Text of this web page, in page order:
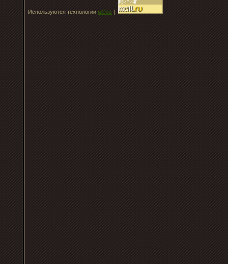
Используются технологииuCoz|